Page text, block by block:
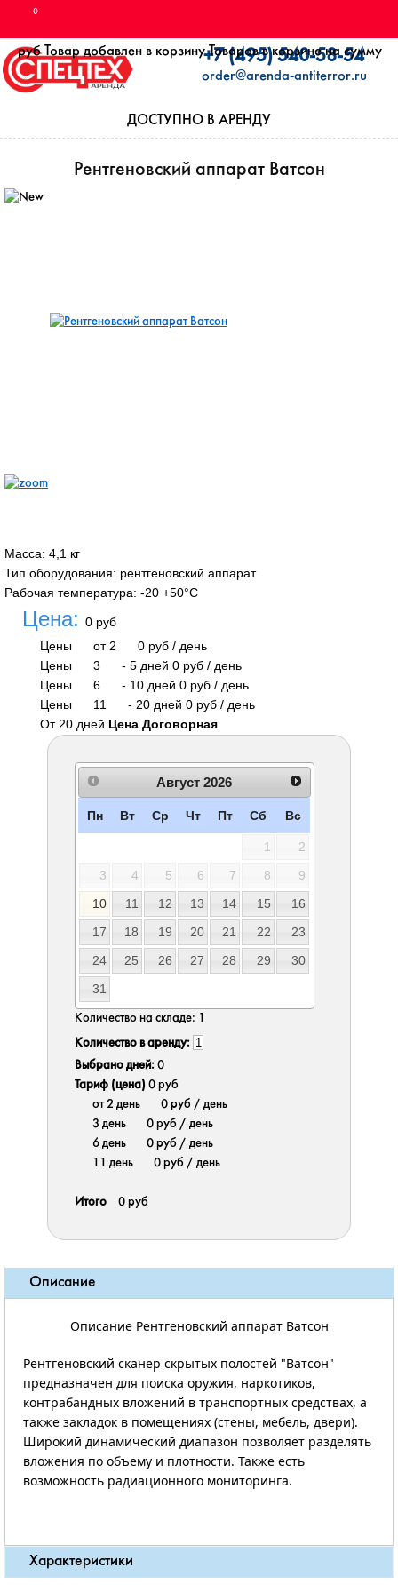
0
руб Товар добавлен в корзину Товаров в корзине на сумму
+7 (495) 540-58-54
order@arenda-antiterror.ru
ДОСТУПНО В АРЕНДУ
Рентгеновский аппарат Ватсон
Масса: 4,1 кг
Тип оборудования: рентгеновский аппарат
Рабочая температура: -20 +50°С
Цена: 0 руб
Цены
от 2 0 руб / день
Цены
3 - 5 дней 0 руб / день
Цены
6 - 10 дней 0 руб / день
Цены
11 - 20 дней 0 руб / день
От 20 дней Цена Договорная.
Август 2026
Пн Вт Ср Чт Пт Сб Вс
1
2
3
4 5 6 7 8
9
10
11 12 13 14 15
16
17
18 19 20 21 22
23
24
25 26 27 28 29
30
31
Количество на складе:
Количество в аренду:
Выбрано дней: 0
Тариф (цена) 0 руб
от 2 день
0 руб / день
3 день
0 руб / день
6 день
0 руб / день
11 день
0 руб / день
Итого 0 руб
Описание
Описание Рентгеновский аппарат Ватсон
Рентгеновский сканер скрытых полостей "Ватсон"
предназначен для поиска оружия, наркотиков,
контрабандных вложений в транспортных средствах, а
также закладок в помещениях (стены, мебель, двери).
Широкий динамический диапазон позволяет разделять
вложения по объему и плотности. Также есть
возможность радиационного мониторинга.
Характеристики